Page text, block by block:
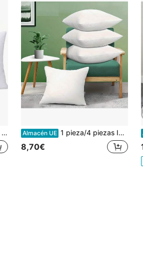
Almacén UE 1 pieza/4 piezas Insertos de almohada de alta calidad, múltiples tamaños, adecuados para cama, sofá, cojín de soporte para dormitorio
8,70€